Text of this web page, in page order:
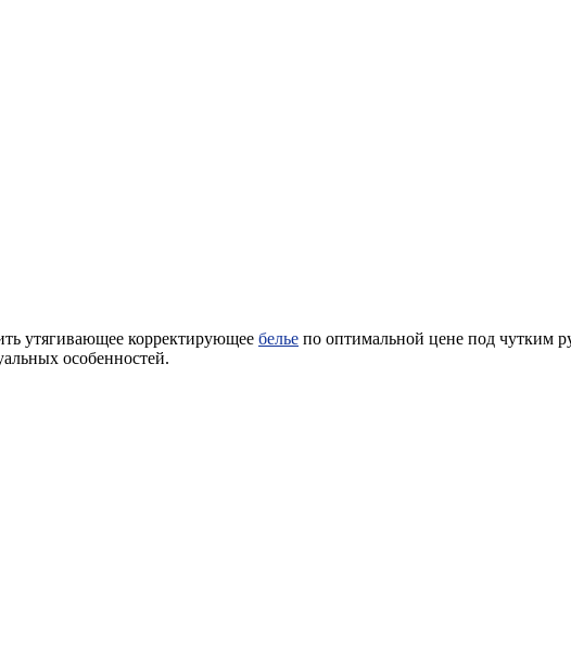
утягивающее корректирующее белье по оптимальной цене под чутким
особенностей.